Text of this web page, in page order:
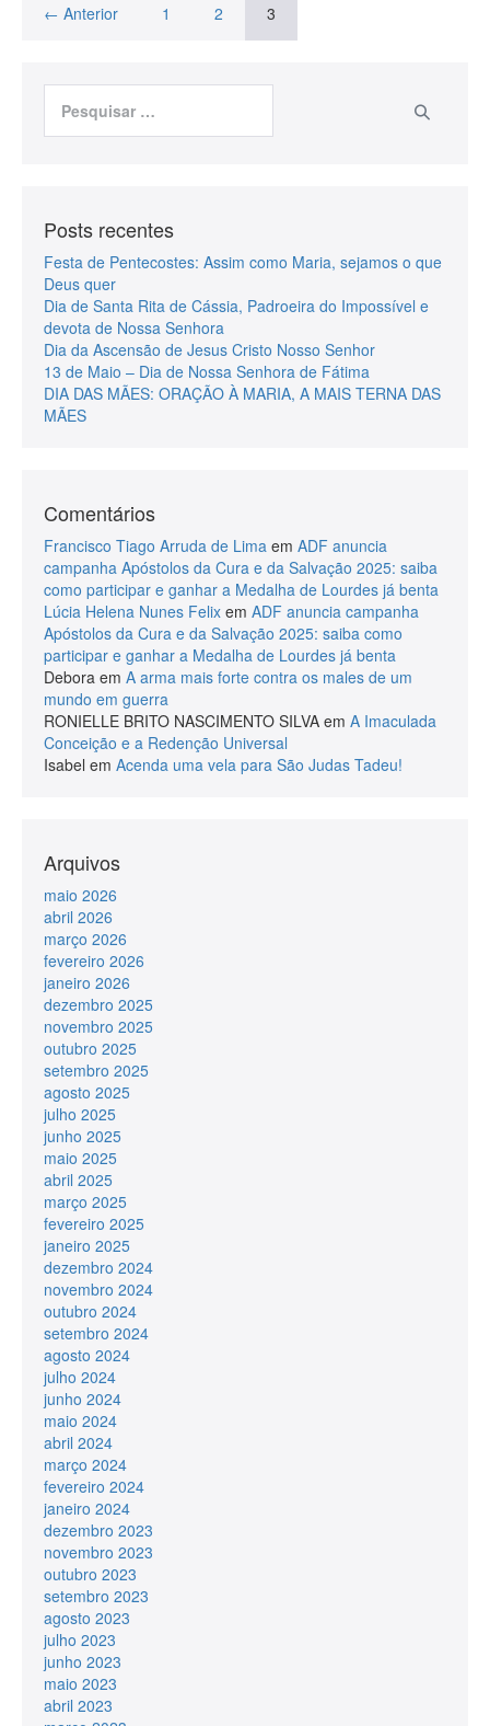
← Anterior 1 2 3
Posts recentes
Festa de Pentecostes: Assim como Maria, sejamos o que
Deus quer
Dia de Santa Rita de Cássia, Padroeira do Impossível e
devota de Nossa Senhora
Dia da Ascensão de Jesus Cristo Nosso Senhor
13 de Maio – Dia de Nossa Senhora de Fátima
DIA DAS MÃES: ORAÇÃO À MARIA, A MAIS TERNA DAS
MÃES
Comentários
Francisco Tiago Arruda de Lima em ADF anuncia
campanha Apóstolos da Cura e da Salvação 2025: saiba
como participar e ganhar a Medalha de Lourdes já benta
Lúcia Helena Nunes Felix em ADF anuncia campanha
Apóstolos da Cura e da Salvação 2025: saiba como
participar e ganhar a Medalha de Lourdes já benta
Debora em A arma mais forte contra os males de um
mundo em guerra
RONIELLE BRITO NASCIMENTO SILVA em A Imaculada
Conceição e a Redenção Universal
Isabel em Acenda uma vela para São Judas Tadeu!
Arquivos
maio 2026
abril 2026
março 2026
fevereiro 2026
janeiro 2026
dezembro 2025
novembro 2025
outubro 2025
setembro 2025
agosto 2025
julho 2025
junho 2025
maio 2025
abril 2025
março 2025
fevereiro 2025
janeiro 2025
dezembro 2024
novembro 2024
outubro 2024
setembro 2024
agosto 2024
julho 2024
junho 2024
maio 2024
abril 2024
março 2024
fevereiro 2024
janeiro 2024
dezembro 2023
novembro 2023
outubro 2023
setembro 2023
agosto 2023
julho 2023
junho 2023
maio 2023
abril 2023